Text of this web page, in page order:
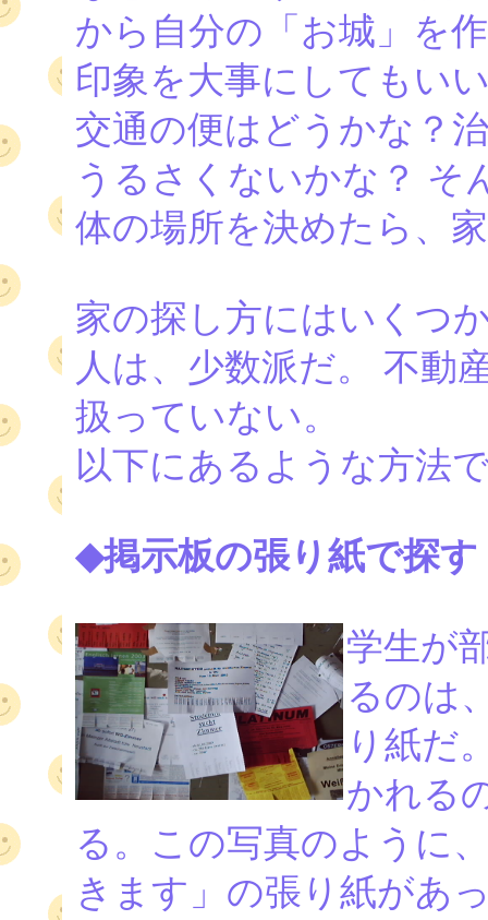
から自分の「お城」を
印象を大事にしてもい
交通の便はどうかな？
うるさくないかな？ そ
体の場所を決めたら、
家の探し方にはいくつ
人は、少数派だ。 不動
扱っていない。
以下にあるような方法
◆掲示板の張り紙で探す
学生が
るのは
り紙だ
かれる
る。この写真のように
きます」の張り紙があ